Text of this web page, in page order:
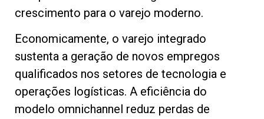
crescimento para o varejo moderno.
Economicamente, o varejo integrado
sustenta a geração de novos empregos
qualificados nos setores de tecnologia e
operações logísticas. A eficiência do
modelo omnichannel reduz perdas de